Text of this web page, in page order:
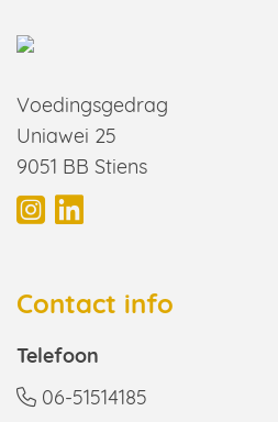
Voedingsgedrag
Uniawei 25
9051 BB Stiens
Contact info
Telefoon
06-51514185